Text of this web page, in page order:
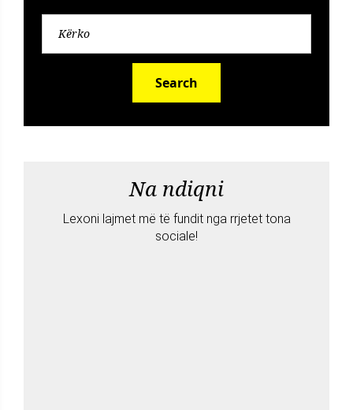
Search
Na ndiqni
Lexoni lajmet më të fundit nga rrjetet tona
sociale!